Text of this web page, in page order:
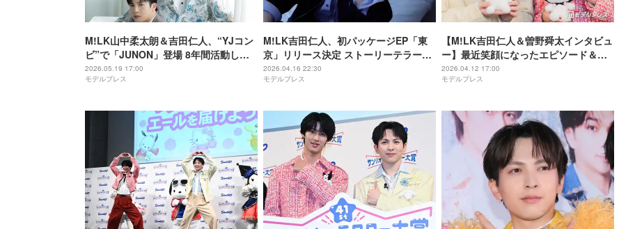
M!LK山中柔太朗＆吉田仁人、“YJコン
ビ”で「JUNON」登場 8年間活動して
感じるお互いへのリスペクト語る
2026.05.19 17:00
モデルプレス
M!LK吉田仁人、初パッケージEP「東
京」リリース決定 ストーリーテラーと
して描く渾身作【本人コメント】
2026.04.16 22:30
モデルプレス
【M!LK吉田仁人＆曽野舜太インタビュ
ー】最近笑顔になったエピソード＆可
愛さを感じたメンバーの言動…“推しキ
ャラ”と一緒にやりたいことも
2026.04.12 17:00
モデルプレス